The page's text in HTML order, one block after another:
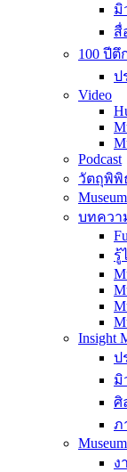
มิ
สื่
100 ปีตึ
ป
Video
Podcast
วัตถุพิ
บทควา
รู้
Insight
ป
มิ
ศิ
ภ
ง